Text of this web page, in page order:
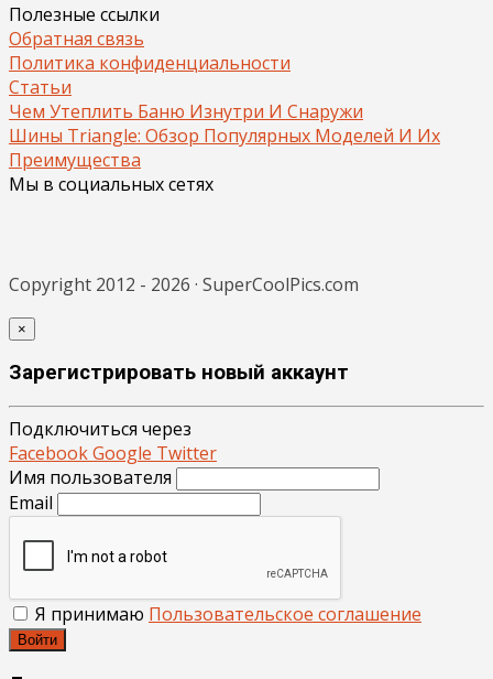
Полезные ссылки
Обратная связь
Политика конфиденциальности
Статьи
Чем Утеплить Баню Изнутри И Снаружи
Шины Triangle: Обзор Популярных Моделей И Их
Преимущества
Мы в социальных сетях
Copyright 2012 - 2026 · SuperCoolPics.com
×
Зарегистрировать новый аккаунт
Подключиться через
FacebookGoogle Twitter
Имя пользователя
Email
Я принимаю Пользовательское соглашение
Войти